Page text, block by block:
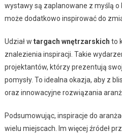
wystawy są zaplanowane z myślą o
może dodatkowo inspirować do
Udział w targach wnętrzarskich to
znalezienia inspiracji. Takie
projektantów, którzy prezentują
pomysły. To idealna okazja, aby z
oraz innowacyjne rozwiązania
Podsumowując, inspiracje do
wielu miejscach. Im więcej źródeł